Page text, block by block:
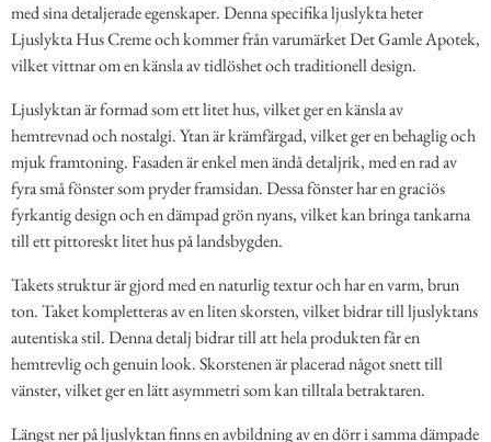
med sina detaljerade egenskaper. Denna specifika ljuslykta heter
Ljuslykta Hus Creme och kommer från varumärket Det Gamle Apotek,
vilket vittnar om en känsla av tidlöshet och traditionell design.
Ljuslyktan är formad som ett litet hus, vilket ger en känsla av
hemtrevnad och nostalgi. Ytan är krämfärgad, vilket ger en behaglig och
mjuk framtoning. Fasaden är enkel men ändå detaljrik, med en rad av
fyra små fönster som pryder framsidan. Dessa fönster har en graciös
fyrkantig design och en dämpad grön nyans, vilket kan bringa tankarna
till ett pittoreskt litet hus på landsbygden.
Takets struktur är gjord med en naturlig textur och har en varm, brun
ton. Taket kompletteras av en liten skorsten, vilket bidrar till ljuslyktans
autentiska stil. Denna detalj bidrar till att hela produkten får en
hemtrevlig och genuin look. Skorstenen är placerad något snett till
vänster, vilket ger en lätt asymmetri som kan tilltala betraktaren.
Längst ner på ljuslyktan finns en avbildning av en dörr i samma dämpade